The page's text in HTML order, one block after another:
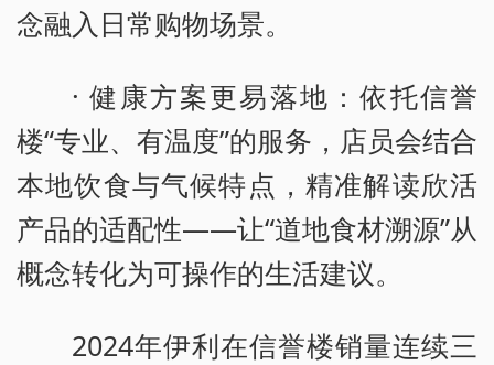
念融入日常购物场景。
· 健康方案更易落地：依托信誉
楼“专业、有温度”的服务，店员会结合
本地饮食与气候特点，精准解读欣活
产品的适配性——让“道地食材溯源”从
概念转化为可操作的生活建议。
2024年伊利在信誉楼销量连续三